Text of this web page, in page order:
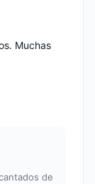
Muchas
de